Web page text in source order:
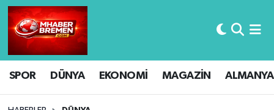
SPOR DÜNYA EKONOMİ MAGAZİN ALMANYA
Hava Durumu
Trafik Durumu